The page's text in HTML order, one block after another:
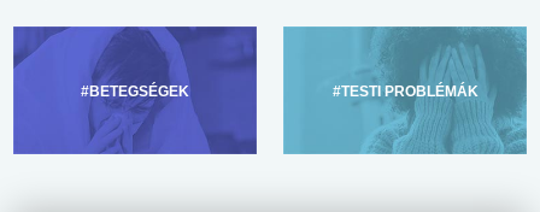
#BETEGSÉGEK #TESTI PROBLÉMÁK